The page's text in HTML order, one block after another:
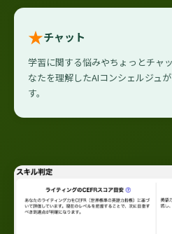
★チャット
学習に関する悩みやちょっとチャ
なたを理解したAIコンシェルジュ
す。